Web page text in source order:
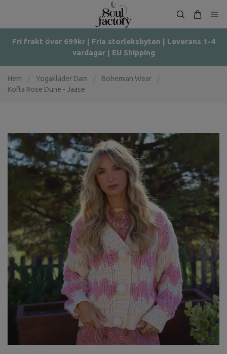
Fri frakt över 699kr | Fria storleksbyten | Leverans 1-4
vardagar | EU Shipping
Hem Yogakläder Dam Bohemian Wear
Kofta Rose Dune - Jaase